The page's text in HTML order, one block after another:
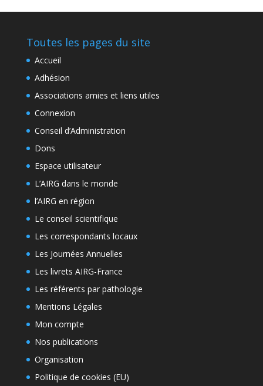
Toutes les pages du site
Accueil
Adhésion
Associations amies et liens utiles
Connexion
Conseil d’Administration
Dons
Espace utilisateur
L’AIRG dans le monde
l’AIRG en région
Le conseil scientifique
Les correspondants locaux
Les Journées Annuelles
Les livrets AIRG-France
Les référents par pathologie
Mentions Légales
Mon compte
Nos publications
Organisation
Politique de cookies (EU)